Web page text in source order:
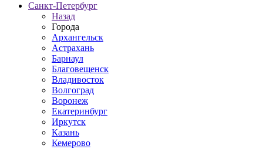
Санкт-Петербург
Назад
Города
Архангельск
Астрахань
Барнаул
Благовещенск
Владивосток
Волгоград
Воронеж
Екатеринбург
Иркутск
Казань
Кемерово